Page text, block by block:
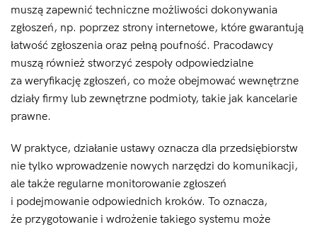
muszą zapewnić techniczne możliwości dokonywania
zgłoszeń, np. poprzez strony internetowe, które gwarantują
łatwość zgłoszenia oraz pełną poufność. Pracodawcy
muszą również stworzyć zespoły odpowiedzialne
za weryfikację zgłoszeń, co może obejmować wewnętrzne
działy firmy lub zewnętrzne podmioty, takie jak kancelarie
prawne.
W praktyce, działanie ustawy oznacza dla przedsiębiorstw
nie tylko wprowadzenie nowych narzędzi do komunikacji,
ale także regularne monitorowanie zgłoszeń
i podejmowanie odpowiednich kroków. To oznacza,
że przygotowanie i wdrożenie takiego systemu może